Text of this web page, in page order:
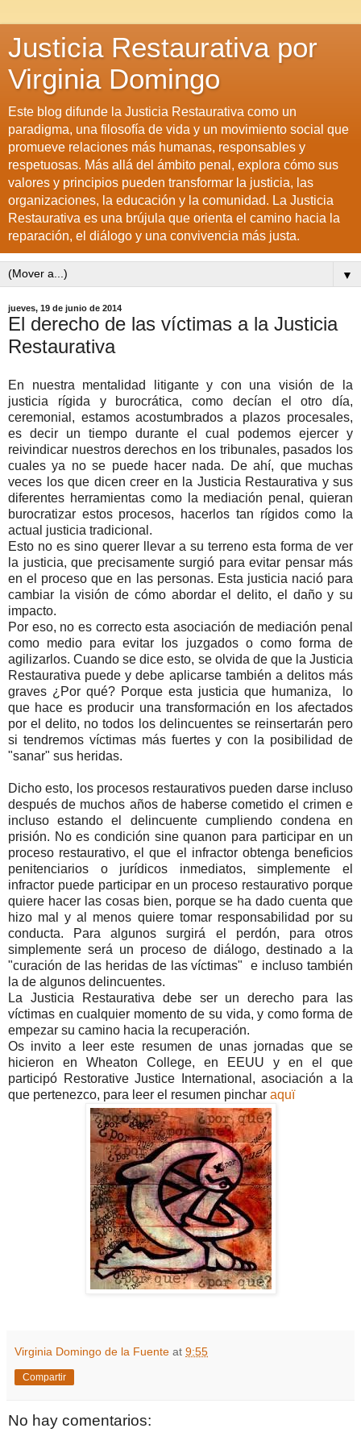
Justicia Restaurativa por
Virginia Domingo
Este blog difunde la Justicia Restaurativa como un
paradigma, una filosofía de vida y un movimiento social que
promueve relaciones más humanas, responsables y
respetuosas. Más allá del ámbito penal, explora cómo sus
valores y principios pueden transformar la justicia, las
organizaciones, la educación y la comunidad. La Justicia
Restaurativa es una brújula que orienta el camino hacia la
reparación, el diálogo y una convivencia más justa.
▼
jueves, 19 de junio de 2014
El derecho de las víctimas a la Justicia
Restaurativa
En nuestra mentalidad litigante y con una visión de la
justicia rígida y burocrática, como decían el otro día,
ceremonial, estamos acostumbrados a plazos procesales,
es decir un tiempo durante el cual podemos ejercer y
reivindicar nuestros derechos en los tribunales, pasados los
cuales ya no se puede hacer nada. De ahí, que muchas
veces los que dicen creer en la Justicia Restaurativa y sus
diferentes herramientas como la mediación penal, quieran
burocratizar estos procesos, hacerlos tan rígidos como la
actual justicia tradicional.
Esto no es sino querer llevar a su terreno esta forma de ver
la justicia, que precisamente surgió para evitar pensar más
en el proceso que en las personas. Esta justicia nació para
cambiar la visión de cómo abordar el delito, el daño y su
impacto.
Por eso, no es correcto esta asociación de mediación penal
como medio para evitar los juzgados o como forma de
agilizarlos. Cuando se dice esto, se olvida de que la Justicia
Restaurativa puede y debe aplicarse también a delitos más
graves ¿Por qué? Porque esta justicia que humaniza, lo
que hace es producir una transformación en los afectados
por el delito, no todos los delincuentes se reinsertarán pero
si tendremos víctimas más fuertes y con la posibilidad de
"sanar" sus heridas.
Dicho esto, los procesos restaurativos pueden darse incluso
después de muchos años de haberse cometido el crimen e
incluso estando el delincuente cumpliendo condena en
prisión. No es condición sine quanon para participar en un
proceso restaurativo, el que el infractor obtenga beneficios
penitenciarios o jurídicos inmediatos, simplemente el
infractor puede participar en un proceso restaurativo porque
quiere hacer las cosas bien, porque se ha dado cuenta que
hizo mal y al menos quiere tomar responsabilidad por su
conducta. Para algunos surgirá el perdón, para otros
simplemente será un proceso de diálogo, destinado a la
"curación de las heridas de las víctimas" e incluso también
la de algunos delincuentes.
La Justicia Restaurativa debe ser un derecho para las
víctimas en cualquier momento de su vida, y como forma de
empezar su camino hacia la recuperación.
Os invito a leer este resumen de unas jornadas que se
hicieron en Wheaton College, en EEUU y en el que
participó Restorative Justice International, asociación a la
que pertenezco, para leer el resumen pinchar aquï
Virginia Domingo de la Fuente at 9:55
Compartir
No hay comentarios: